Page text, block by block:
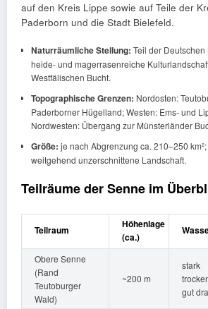
auf den Kreis Lippe sowie auf Teile der
Paderborn und die Stadt Bielefeld.
Naturräumliche Stellung: Teil der
heide- und magerrasenreiche
Westfälischen Bucht.
Topographische Grenzen: Nordosten:
Paderborner Hügelland; Westen: Ems- und
Nordwesten: Übergang zur Münsterländer
Größe: je nach Abgrenzung ca. 210–250
weitgehend unzerschnittene Landschaft.
Teilräume der Senne im
Teilraum
Höhenlage
(ca.)
Obere Senne
(Rand
Teutoburger
Wald)
~200 m
stark
gut